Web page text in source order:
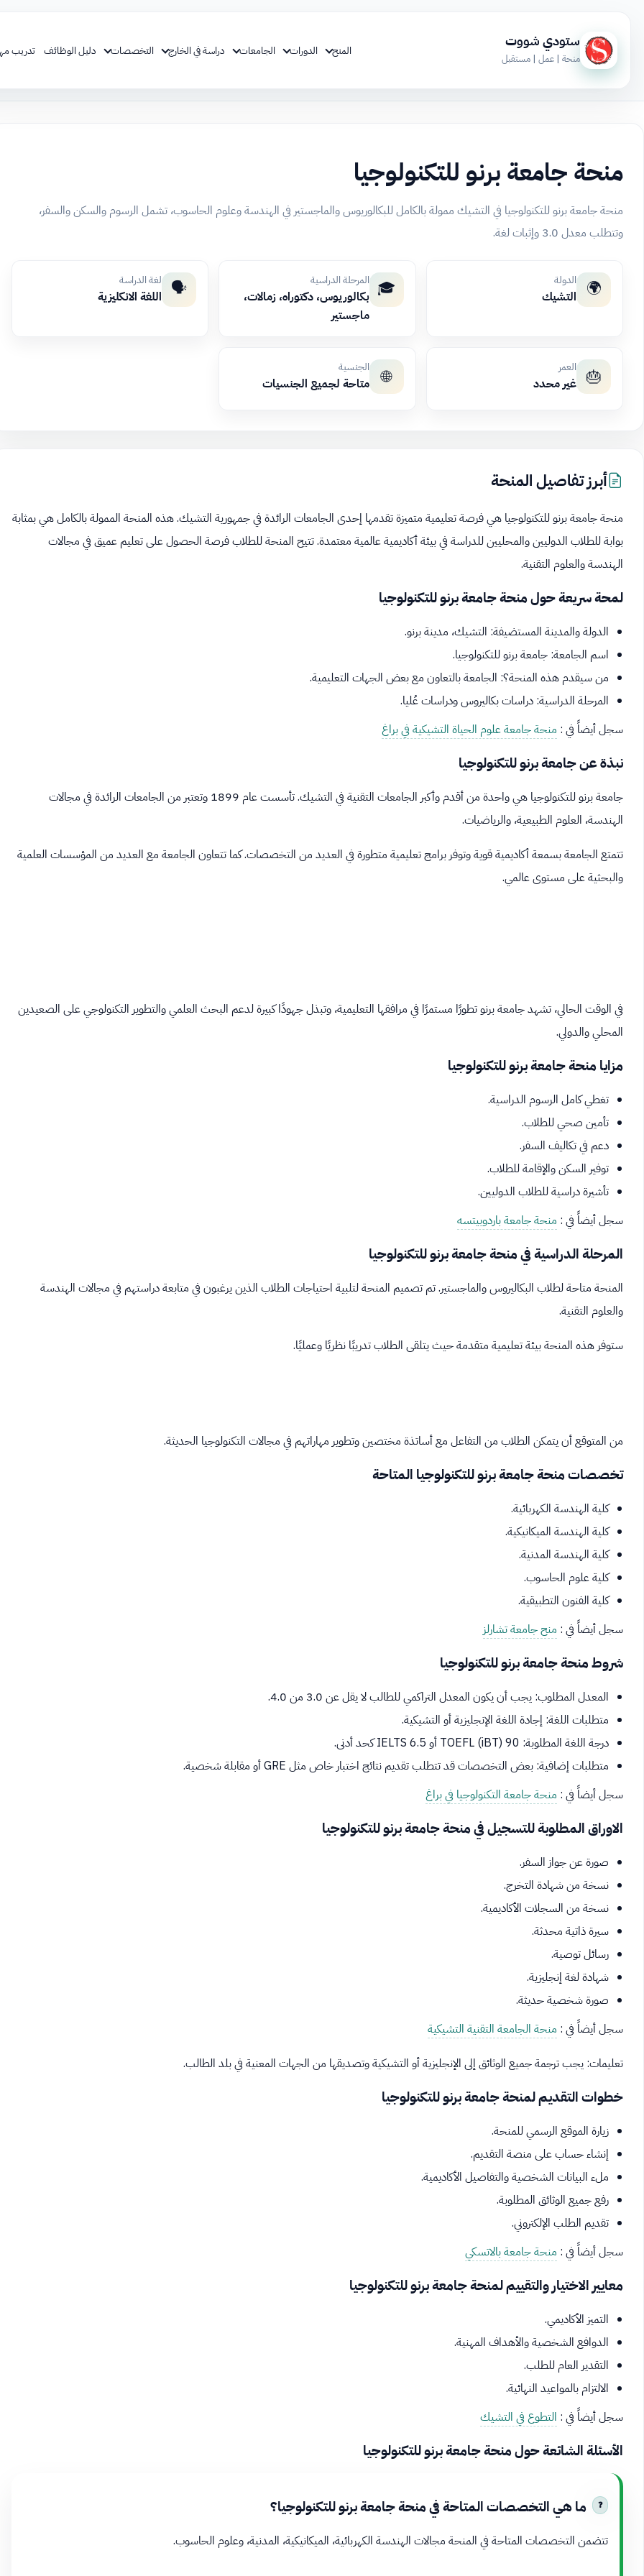
ستودي شووت
منحة | عمل | مستقبل
المنح الدورات الجامعات دراسة في الخارج التخصصات دليل الوظائف تدريب
منحة جامعة برنو للتكنولوجيا
منحة جامعة برنو للتكنولوجيا في التشيك ممولة بالكامل للبكالوريوس والماجستير في الهندسة وعلوم الحاسوب، تشمل الرسوم والسكن والسفر،
وتتطلب معدل 3.0 وإثبات لغة.
🌍 الدولة
التشيك 🎓 المرحلة الدراسية
بكالوريوس، دكتوراه، زمالات،
ماجستير
🗣️ لغة الدراسة
اللغة الانكليزية
🎂 العمر
غير محدد 🌐 الجنسية
متاحة لجميع الجنسيات
أبرز تفاصيل المنحة
منحة جامعة برنو للتكنولوجيا هي فرصة تعليمية متميزة تقدمها إحدى الجامعات الرائدة في جمهورية التشيك. هذه المنحة الممولة بالكامل هي بمثابة
بوابة للطلاب الدوليين والمحليين للدراسة في بيئة أكاديمية عالمية معتمدة. تتيح المنحة للطلاب فرصة الحصول على تعليم عميق في مجالات
الهندسة والعلوم التقنية.
لمحة سريعة حول منحة جامعة برنو للتكنولوجيا
الدولة والمدينة المستضيفة: التشيك، مدينة برنو.
اسم الجامعة: جامعة برنو للتكنولوجيا.
من سيقدم هذه المنحة؟: الجامعة بالتعاون مع بعض الجهات التعليمية.
المرحلة الدراسية: دراسات بكاليروس ودراسات عُليا.
سجل أيضاً في : منحة جامعة علوم الحياة التشيكية في براغ
نبذة عن جامعة برنو للتكنولوجيا
جامعة برنو للتكنولوجيا هي واحدة من أقدم وأكبر الجامعات التقنية في التشيك. تأسست عام 1899 وتعتبر من الجامعات الرائدة في مجالات
الهندسة، العلوم الطبيعية، والرياضيات.
تتمتع الجامعة بسمعة أكاديمية قوية وتوفر برامج تعليمية متطورة في العديد من التخصصات. كما تتعاون الجامعة مع العديد من المؤسسات العلمية
والبحثية على مستوى عالمي.
في الوقت الحالي، تشهد جامعة برنو تطورًا مستمرًا في مرافقها التعليمية، وتبذل جهودًا كبيرة لدعم البحث العلمي والتطوير التكنولوجي على الصعيدين
المحلي والدولي.
مزايا منحة جامعة برنو للتكنولوجيا
تغطي كامل الرسوم الدراسية.
تأمين صحي للطلاب.
دعم في تكاليف السفر.
توفير السكن والإقامة للطلاب.
تأشيرة دراسية للطلاب الدوليين.
سجل أيضاً في : منحة جامعة باردوبيتسه
المرحلة الدراسية في منحة جامعة برنو للتكنولوجيا
المنحة متاحة لطلاب البكاليروس والماجستير. تم تصميم المنحة لتلبية احتياجات الطلاب الذين يرغبون في متابعة دراستهم في مجالات الهندسة
والعلوم التقنية.
ستوفر هذه المنحة بيئة تعليمية متقدمة حيث يتلقى الطلاب تدريبًا نظريًا وعمليًا.
من المتوقع أن يتمكن الطلاب من التفاعل مع أساتذة مختصين وتطوير مهاراتهم في مجالات التكنولوجيا الحديثة.
تخصصات منحة جامعة برنو للتكنولوجيا المتاحة
كلية الهندسة الكهربائية.
كلية الهندسة الميكانيكية.
كلية الهندسة المدنية.
كلية علوم الحاسوب.
كلية الفنون التطبيقية.
سجل أيضاً في : منح جامعة تشارلز
شروط منحة جامعة برنو للتكنولوجيا
المعدل المطلوب: يجب أن يكون المعدل التراكمي للطالب لا يقل عن 3.0 من 4.0.
متطلبات اللغة: إجادة اللغة الإنجليزية أو التشيكية.
درجة اللغة المطلوبة: TOEFL (iBT) 90 أو IELTS 6.5 كحد أدنى.
متطلبات إضافية: بعض التخصصات قد تتطلب تقديم نتائج اختبار خاص مثل GRE أو مقابلة شخصية.
سجل أيضاً في : منحة جامعة التكنولوجيا في براغ
الاوراق المطلوبة للتسجيل في منحة جامعة برنو للتكنولوجيا
صورة عن جواز السفر.
نسخة من شهادة التخرج.
نسخة من السجلات الأكاديمية.
سيرة ذاتية محدثة.
رسائل توصية.
شهادة لغة إنجليزية.
صورة شخصية حديثة.
سجل أيضاً في : منحة الجامعة التقنية التشيكية
تعليمات: يجب ترجمة جميع الوثائق إلى الإنجليزية أو التشيكية وتصديقها من الجهات المعنية في بلد الطالب.
خطوات التقديم لمنحة جامعة برنو للتكنولوجيا
زيارة الموقع الرسمي للمنحة.
إنشاء حساب على منصة التقديم.
ملء البيانات الشخصية والتفاصيل الأكاديمية.
رفع جميع الوثائق المطلوبة.
تقديم الطلب الإلكتروني.
سجل أيضاً في : منحة جامعة بالاتسكي
معايير الاختيار والتقييم لمنحة جامعة برنو للتكنولوجيا
التميز الأكاديمي.
الدوافع الشخصية والأهداف المهنية.
التقدير العام للطلب.
الالتزام بالمواعيد النهائية.
سجل أيضاً في : التطوع في التشيك
الأسئلة الشائعة حول منحة جامعة برنو للتكنولوجيا
ما هي التخصصات المتاحة في منحة جامعة برنو للتكنولوجيا؟
تتضمن التخصصات المتاحة في المنحة مجالات الهندسة الكهربائية، الميكانيكية، المدنية، وعلوم الحاسوب.